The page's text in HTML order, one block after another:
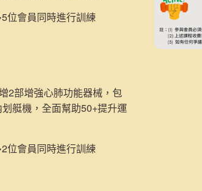
位會員同時進行訓練
2部增強心肺功能器械，包
艇機， 全面幫助50+提升運
位會員同時進行訓練